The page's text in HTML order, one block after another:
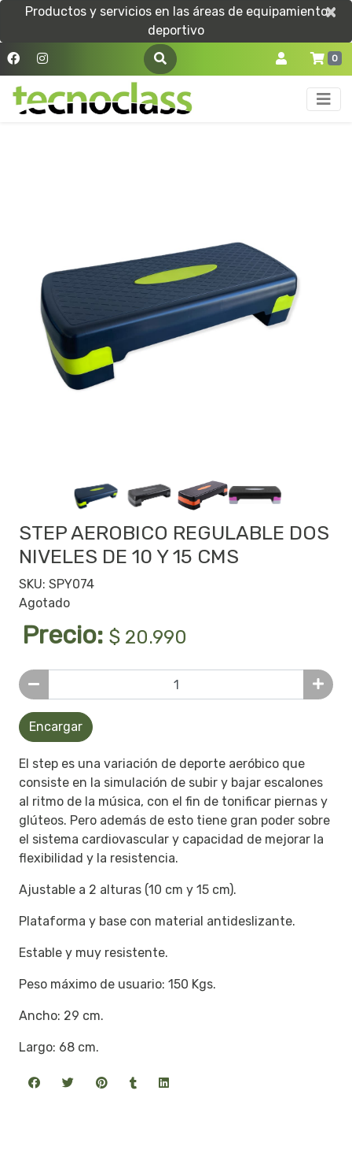
Productos y servicios en las áreas de equipamiento
deportivo
×
×
0
STEP AEROBICO REGULABLE DOS
NIVELES DE 10 Y 15 CMS
SKU: SPY074
Agotado
Precio: $ 20.990
Encargar
El step es una variación de deporte aeróbico que
consiste en la simulación de subir y bajar escalones
al ritmo de la música, con el fin de tonificar piernas y
glúteos. Pero además de esto tiene gran poder sobre
el sistema cardiovascular y capacidad de mejorar la
flexibilidad y la resistencia.
Ajustable a 2 alturas (10 cm y 15 cm).
Plataforma y base con material antideslizante.
Estable y muy resistente.
Peso máximo de usuario: 150 Kgs.
Ancho: 29 cm.
Largo: 68 cm.